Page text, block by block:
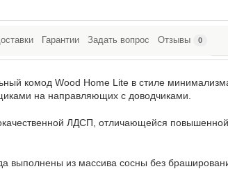
Гарантии Задать вопрос Отзывы 0
комод Wood Home Lite в стиле
на направляющих с доводчиками.
ЛДСП, отличающейся
выполнены из массива сосны без